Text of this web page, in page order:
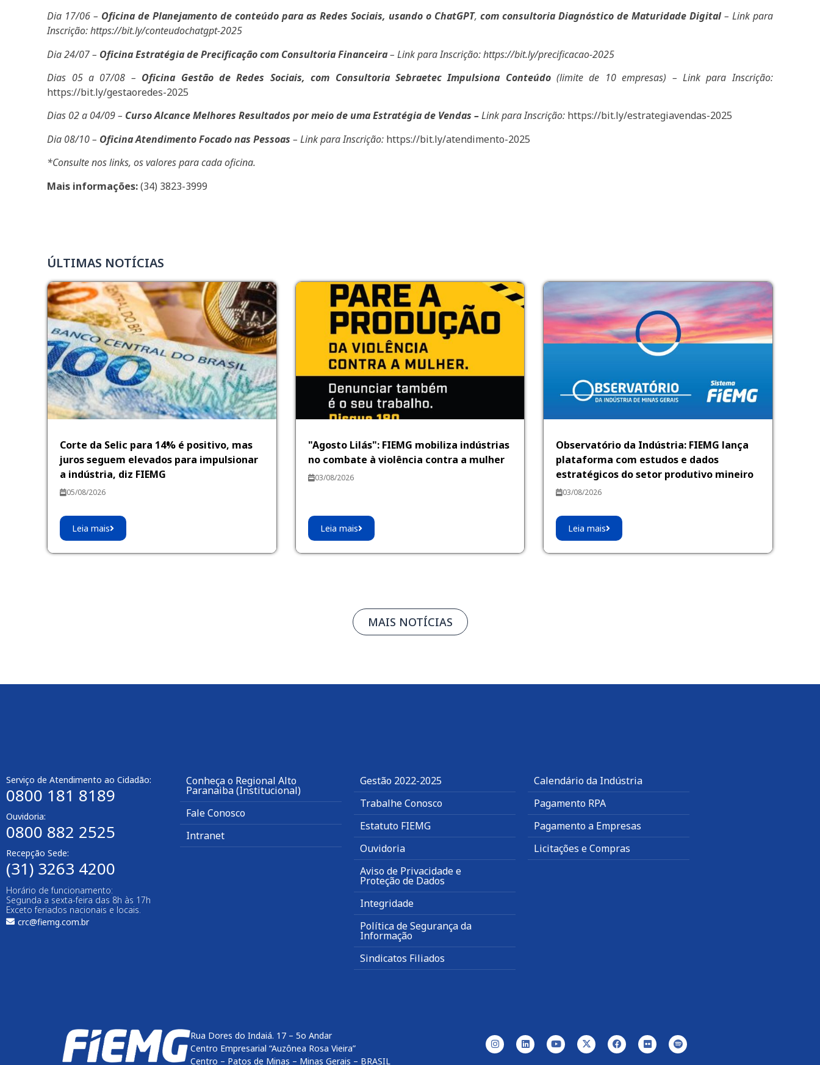
Dia 17/06 – Oficina de Planejamento de conteúdo para as Redes Sociais, usando o ChatGPT, com consultoria Diagnóstico de Maturidade Digital– Link para
Inscrição: https://bit.ly/conteudochatgpt-2025
Dia 24/07 – Oficina Estratégia de Precificação com Consultoria Financeira– Link para Inscrição:https://bit.ly/precificacao-2025
Dias 05 a 07/08 – Oficina Gestão de Redes Sociais, com Consultoria Sebraetec Impulsiona Conteúdo(limite de 10 empresas) – Link para Inscrição:
https://bit.ly/gestaoredes-2025
Dias 02 a 04/09 – Curso Alcance Melhores Resultados por meio de uma Estratégia de Vendas –Link para Inscrição: https://bit.ly/estrategiavendas-2025
Dia 08/10 – Oficina Atendimento Focado nas Pessoas – Link para Inscrição: https://bit.ly/atendimento-2025
*Consulte nos links, os valores para cada oficina.
Mais informações:(34) 3823-3999
ÚLTIMAS NOTÍCIAS
Corte da Selic para 14% é positivo, mas
juros seguem elevados para impulsionar
a indústria, diz FIEMG
05/08/2026
Leia mais
"Agosto Lilás": FIEMG mobiliza indústrias
no combate à violência contra a mulher
03/08/2026
Leia mais
Observatório da Indústria: FIEMG lança
plataforma com estudos e dados
estratégicos do setor produtivo mineiro
03/08/2026
Leia mais
MAIS NOTÍCIAS
Serviço de Atendimento ao Cidadão:
0800 181 8189
Ouvidoria:
0800 882 2525
Recepção Sede:
(31) 3263 4200
Horário de funcionamento:
Segunda a sexta-feira das 8h às 17h
Exceto feriados nacionais e locais.
crc@fiemg.com.br
Conheça o Regional Alto
Paranaiba (Institucional)
Fale Conosco
Intranet
Gestão 2022-2025
Trabalhe Conosco
Estatuto FIEMG
Ouvidoria
Aviso de Privacidade e
Proteção de Dados
Integridade
Política de Segurança da
Informação
Sindicatos Filiados
Calendário da Indústria
Pagamento RPA
Pagamento a Empresas
Licitações e Compras
Rua Dores do Indaiá. 17 – 5o Andar
Centro Empresarial “Auzônea Rosa Vieira”
Centro – Patos de Minas – Minas Gerais – BRASIL